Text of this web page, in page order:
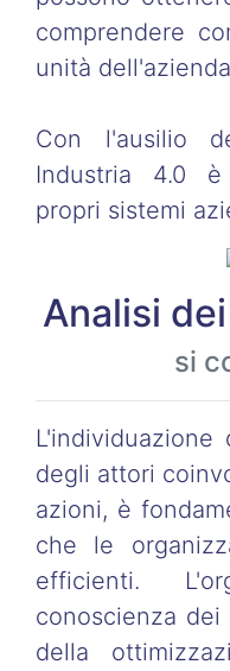
comprendere
unità
Con l'ausilio
Industria 4.0
propri sistemi
Analisi
si
degli attori
azioni, è
che le
efficienti.
conoscienza dei
della